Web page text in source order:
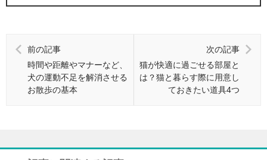
前の記事
時間や距離やマナーなど、
犬の運動不足を解消させる
お散歩の基本
次の記事
猫が快適に過ごせる部屋と
は？猫と暮らす際に用意し
ておきたい道具4つ